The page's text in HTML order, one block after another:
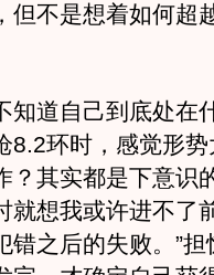
但不是想着如何超
道自己到底处在
8.2环时，感觉形势
？其实都是下意识
就想我或许进不了
错之后的失败。”